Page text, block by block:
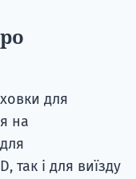
для
на
так і для виїзду